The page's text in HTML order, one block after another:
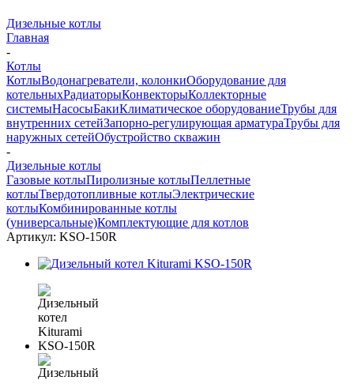
Дизельные котлы
Главная
-
Котлы
КотлыВодонагреватели, колонкиОборудование для
котельныхРадиаторыКонвекторыКоллекторные
системыНасосыБакиКлиматическое оборудованиеТрубы для
внутренних сетейЗапорно-регулирующая арматураТрубы для
наружных сетейОбустройство скважин
-
Дизельные котлы
Газовые котлыПиролизные котлыПеллетные
котлыТвердотопливные котлыЭлектрические
котлыКомбинированные котлы
(универсальные)Комплектующие для котлов
Артикул: KSO-150R